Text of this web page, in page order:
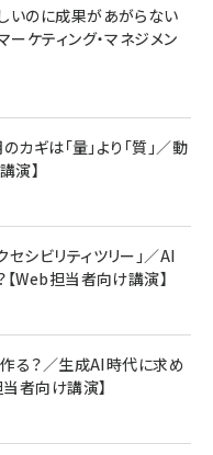
07/08号 No.2502[2026
億貯めた株式投資
ルールのデザイン
もっと見る
(6.3インチ) 対応
クティブノイズキャンセリ
いケーブル 240W 結束バン
リコン素材採用 iPhone
iPad Pro MacBook
ミッドナイトブラック)
USB-C & USB-C
ミッドナイトブラック)
ベル 350ml 缶 24本 ビー
〆切! 黒ラベルビヤセラー
いのに成果があがらない
ケティング・マネジメン
ギは「量」より「質」／動
演】
シビリティツリー」／AI
Web担当者向け講演】
る？／生成AI時代に求め
者向け講演】